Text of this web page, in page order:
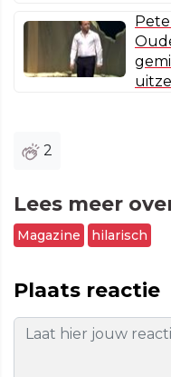
2
Lees meer
Magazine hilarisch
Plaats reactie